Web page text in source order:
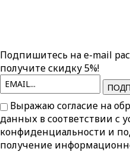
Подпишитесь на e-mail
получите скидку 5%!
Выражаю согласие на
данных в соответствии с
конфиденциальности и
получение